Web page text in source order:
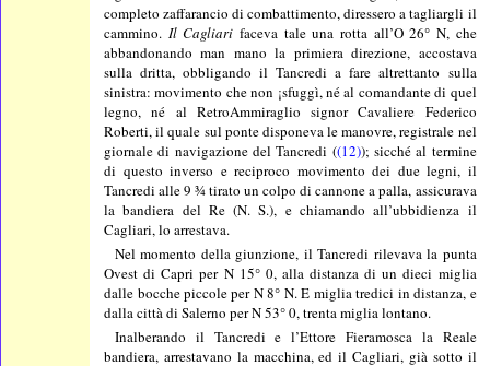
completo zaffarancio di combattimento, diressero a tagliargli il
cammino. Il Cagliari faceva tale una rotta all’O 26° N, che
abbandonando man mano la primiera direzione, accostava
sulla dritta, obbligando il Tancredi a fare altrettanto sulla
sinistra: movimento che non ¡sfuggì, né al comandante di quel
legno, né al RetroAmmiraglio signor Cavaliere Federico
Roberti, il quale sul ponte disponeva le manovre, registrale nel
giornale di navigazione del Tancredi ((12)); sicché al termine
di questo inverso e reciproco movimento dei due legni, il
Tancredi alle 9 ¾ tirato un colpo di cannone a palla, assicurava
la bandiera del Re (N. S.), e chiamando all’ubbidienza il
Cagliari, lo arrestava.
Nel momento della giunzione, il Tancredi rilevava la punta
Ovest di Capri per N 15° 0, alla distanza di un dieci miglia
dalle bocche piccole per N 8° N. E miglia tredici in distanza, e
dalla città di Salerno per N 53° 0, trenta miglia lontano.
Inalberando il Tancredi e l’Ettore Fieramosca la Reale
bandiera, arrestavano la macchina, ed il Cagliari, già sotto il